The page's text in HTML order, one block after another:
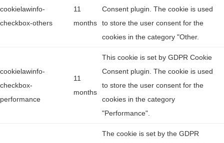
cookielawinfo-
checkbox-others
11
months
Consent plugin. The cookie is used
to store the user consent for the
cookies in the category "Other.
cookielawinfo-
checkbox-
performance
11
months
This cookie is set by GDPR Cookie
Consent plugin. The cookie is used
to store the user consent for the
cookies in the category
"Performance".
The cookie is set by the GDPR